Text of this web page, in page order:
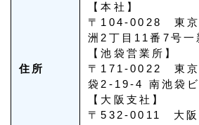
住所
【本社】
〒104-0028 東京
洲2丁目11番7号一
【池袋営業所】
〒171-0022 東京
袋2-19-4 南池袋
【大阪支社】
〒532-0011 大阪